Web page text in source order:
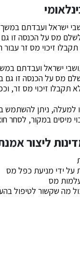
ישראל ועבדתם
מס על הכנסה זו
זיכוי מס זר
ישראל ועבדתם
מס על הכנסה זו גם
תקבלו זיכוי מס זר,
למעלה, ניתן
מיסים במקור, לסחר
ליצור
על ידי מניעת כפל מס
מס
מה שקשור לטיפול